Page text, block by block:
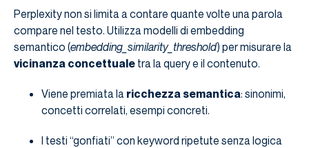
Perplexity non si limita a contare quante volte una parola
compare nel testo. Utilizza modelli di embedding
semantico (embedding_similarity_threshold) per misurare la
vicinanza concettuale tra la query e il contenuto.
Viene premiata la ricchezza semantica: sinonimi,
concetti correlati, esempi concreti.
I testi “gonfiati” con keyword ripetute senza logica